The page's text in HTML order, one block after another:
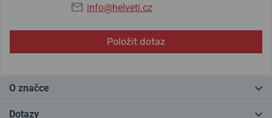
info@helveti.cz
Položit dotaz
O značce
Dotazy